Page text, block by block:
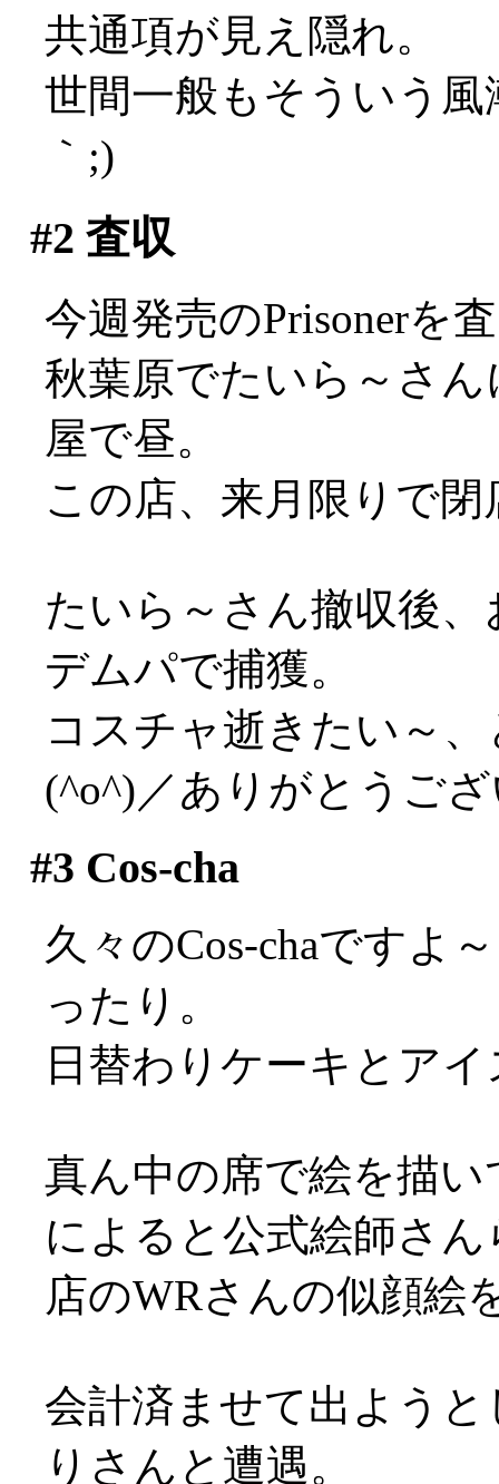
共通項が見え隠れ。
世間一般もそういう
｀;)
#2 査収
今週発売のPrisonerを
秋葉原でたいら～さ
屋で昼。
この店、来月限りで
たいら～さん撤収後
デムパで捕獲。
コスチャ逝きたい～
(^o^)／ありがとうご
#3 Cos-cha
久々のCos-chaですよ
ったり。
日替わりケーキとア
真ん中の席で絵を描
によると公式絵師さ
店のWRさんの似顔絵
会計済ませて出よう
りさんと遭遇。